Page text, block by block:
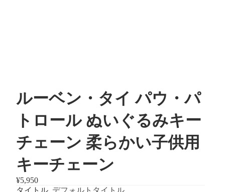
ルーベン・タイ パウ・パ
トロール ぬいぐるみキー
チェーン 柔らかい子供用
キーチェーン
¥5,950
タイトル デフォルトタイトル